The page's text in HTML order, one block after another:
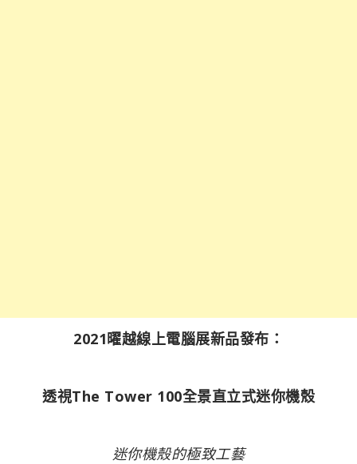
2021曜越線上電腦展新品發布：
透視The Tower 100全景直立式迷你機殼
迷你機殼的極致工藝